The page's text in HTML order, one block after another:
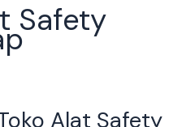
Safety
Alat Safety